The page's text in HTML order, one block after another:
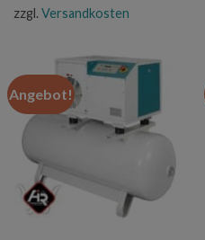
zzgl. Versandkosten
Angebot!